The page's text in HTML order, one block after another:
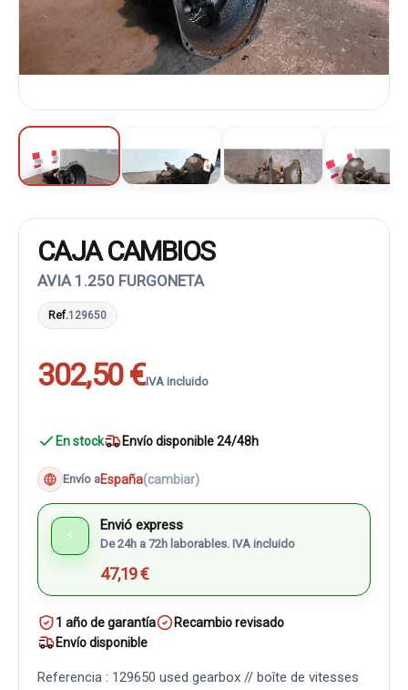
CAJA CAMBIOS
AVIA 1.250 FURGONETA
Ref.129650
302,50 €IVA incluido
En stock Envío disponible 24/48h
Envío aEspaña(cambiar)
⚡
Envió express
De 24h a 72h laborables. IVA incluido
47,19 €
1 año de garantía
Recambio revisado
Envío disponible
Referencia : 129650 used gearbox // boîte de vitesses